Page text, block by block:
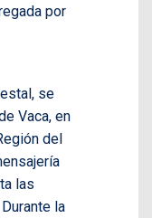
por
se
Vaca, en
del
las
la